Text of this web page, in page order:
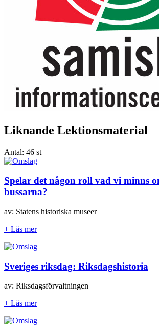
Liknande Lektionsmaterial
Antal: 46 st
Spelar det någon roll vad vi minns
bussarna?
av: Statens historiska museer
+ Läs mer
Sveriges riksdag: Riksdagshistoria
av: Riksdagsförvaltningen
+ Läs mer